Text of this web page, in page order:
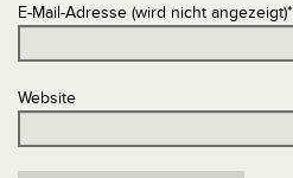
E-Mail-Adresse (wird nicht angezeigt)*
Website